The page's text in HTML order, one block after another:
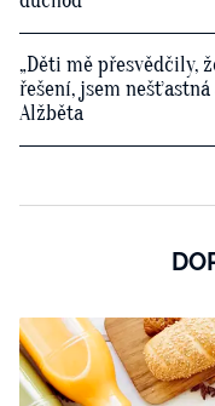
„Děti mě přesvědčily,
řešení, jsem
Alžběta